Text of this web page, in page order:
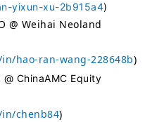
yixun-xu-2b915a4)
@ Weihai Neoland
hao-ran-wang-228648b)
@ ChinaAMC Equity
chenb84)